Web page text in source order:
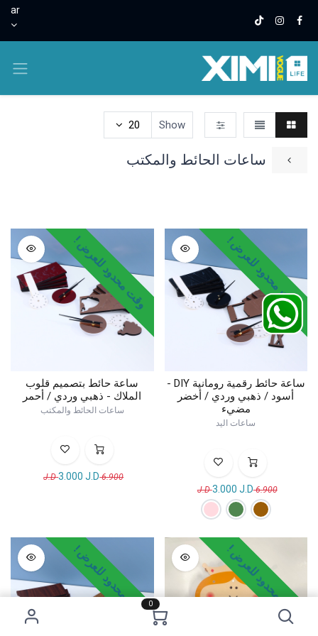
0
ar
ساعات الحائط والمكتب
Show
20
وقت محدود للعرض !
ساعة حائط رقمية رومانية DIY -
أسود / ذهبي وردي / أخضر
مضيء
ساعات اليد
6.900
J.D
3.000 J.D
وقت محدود للعرض !
ساعة حائط بتصميم قلوب
الملاك - ذهبي وردي / أحمر
ساعات الحائط والمكتب
6.900
J.D
3.000 J.D
وقت محدود للعرض ! وقت محدود للعرض !